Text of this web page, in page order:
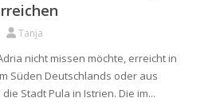
Tanja
nicht missen möchte, erreicht in
Süden Deutschlands oder aus
Stadt Pula in Istrien. Die im...